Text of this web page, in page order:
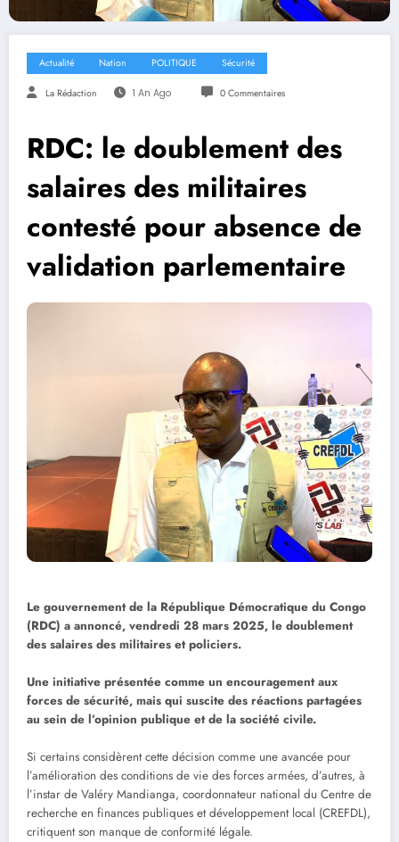
Actualité Nation POLITIQUE Sécurité
La Rédaction 1 An Ago 0 Commentaires
RDC: le doublement des
salaires des militaires
contesté pour absence de
validation parlementaire
Le gouvernement de la République Démocratique du Congo
(RDC) a annoncé, vendredi 28 mars 2025, le doublement
des salaires des militaires et policiers.
Une initiative présentée comme un encouragement aux
forces de sécurité, mais qui suscite des réactions partagées
au sein de l’opinion publique et de la société civile.
Si certains considèrent cette décision comme une avancée pour
l’amélioration des conditions de vie des forces armées, d’autres, à
l’instar de Valéry Mandianga, coordonnateur national du Centre de
recherche en finances publiques et développement local (CREFDL),
critiquent son manque de conformité légale.